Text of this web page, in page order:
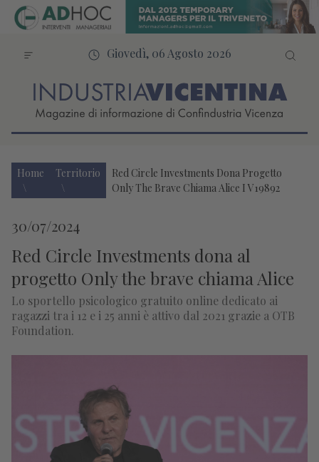
Giovedì, 06 Agosto 2026
Home Territorio
Red Circle Investments Dona Progetto
Only The Brave Chiama Alice I V19892
30/07/2024
Red Circle Investments dona al
progetto Only the brave chiama Alice
Lo sportello psicologico gratuito online dedicato ai
ragazzi tra i 12 e i 25 anni è attivo dal 2021 grazie a OTB
Foundation.